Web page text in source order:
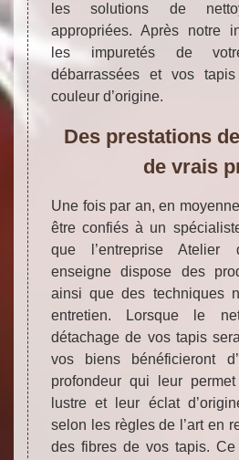
les solutions de
appropriées. Après notre
les impuretés de
débarrassées et vos
couleur d’origine.
Des prestations
de vrais
Une fois par an, en
être confiés à un
que l’entreprise Atelier
enseigne dispose des
ainsi que des techniques
entretien. Lorsque le
détachage de vos tapis
vos biens bénéficieront
profondeur qui leur
lustre et leur éclat
selon les règles de l’art en
des fibres de vos tapis.